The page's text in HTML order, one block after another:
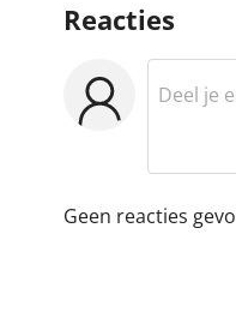
Reacties
Geen reacties